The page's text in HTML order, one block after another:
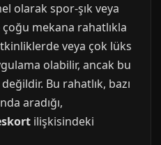
olarak spor-şık veya
mekana rahatlıkla
veya çok lüks
olabilir, ancak bu
Bu rahatlık, bazı
aradığı,
ilişkisindeki